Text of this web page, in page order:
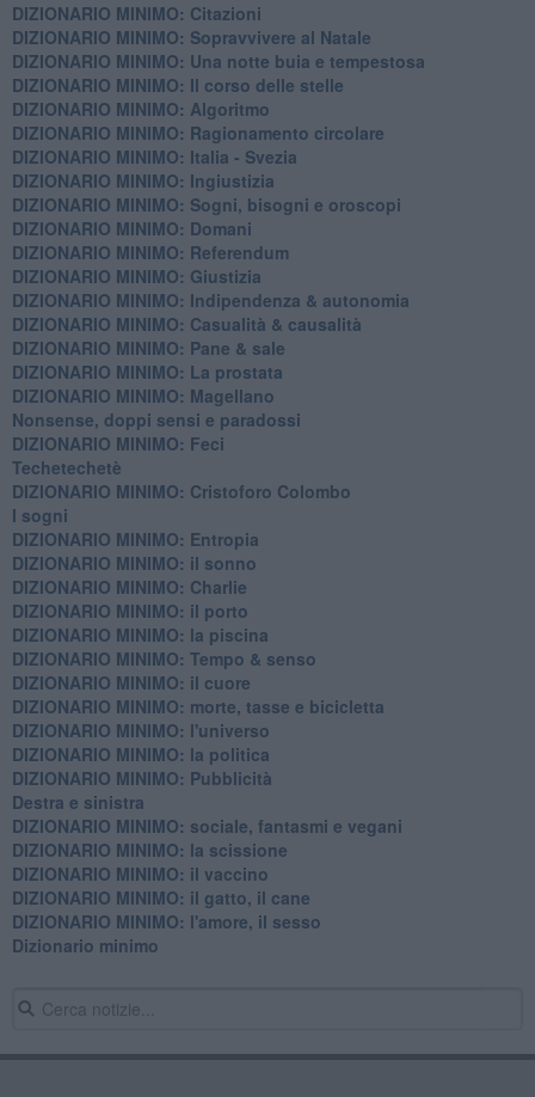
DIZIONARIO MINIMO: Citazioni
DIZIONARIO MINIMO: ​Sopravvivere al Natale
DIZIONARIO MINIMO: ​Una notte buia e tempestosa
DIZIONARIO MINIMO: Il corso delle stelle
DIZIONARIO MINIMO: Algoritmo
DIZIONARIO MINIMO: Ragionamento circolare
DIZIONARIO MINIMO: Italia - Svezia
DIZIONARIO MINIMO: ​Ingiustizia
DIZIONARIO MINIMO: ​Sogni, bisogni e oroscopi
DIZIONARIO MINIMO: Domani
DIZIONARIO MINIMO: Referendum
DIZIONARIO MINIMO: Giustizia
DIZIONARIO MINIMO: ​Indipendenza & autonomia
DIZIONARIO MINIMO: ​Casualità & causalità
​DIZIONARIO MINIMO: Pane & sale
DIZIONARIO MINIMO: La prostata
​DIZIONARIO MINIMO: Magellano
Nonsense, doppi sensi e paradossi
DIZIONARIO MINIMO: Feci
Techetechetè
DIZIONARIO MINIMO: Cristoforo Colombo
I sogni
DIZIONARIO MINIMO: Entropia
DIZIONARIO MINIMO: il sonno
DIZIONARIO MINIMO: Charlie
DIZIONARIO MINIMO: il porto
DIZIONARIO MINIMO: la piscina
DIZIONARIO MINIMO: Tempo & senso
DIZIONARIO MINIMO: il cuore
DIZIONARIO MINIMO: morte, tasse e bicicletta
DIZIONARIO MINIMO: l'universo
DIZIONARIO MINIMO: la politica
DIZIONARIO MINIMO: Pubblicità
Destra e sinistra
DIZIONARIO MINIMO: sociale, fantasmi e vegani
DIZIONARIO MINIMO: la scissione
DIZIONARIO MINIMO: il vaccino
DIZIONARIO MINIMO: il gatto, il cane
DIZIONARIO MINIMO: l'amore, il sesso
Dizionario minimo